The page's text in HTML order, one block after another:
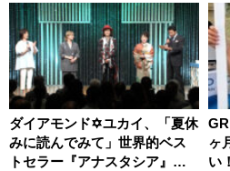
ダイアモンド✡ユカイ、「夏休
みに読んでみて」世界的ベス
トセラー『アナスタシア』を
ヶ
い